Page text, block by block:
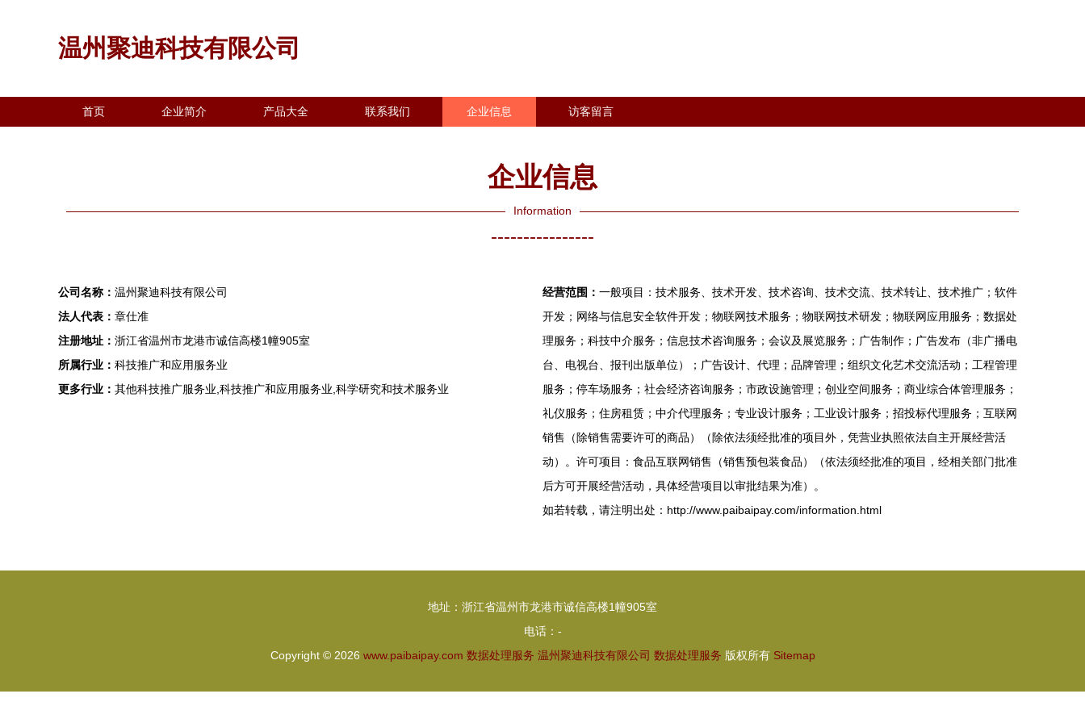
温州聚迪科技有限公司
首页 企业简介 产品大全 联系我们 企业信息 访客留言
企业信息
Information
----------------
公司名称： 温州聚迪科技有限公司
法人代表： 章仕准
注册地址： 浙江省温州市龙港市诚信高楼1幢905室
所属行业： 科技推广和应用服务业
更多行业： 其他科技推广服务业,科技推广和应用服务业,科学研究和技术服务业
经营范围： 一般项目：技术服务、技术开发、技术咨询、技术交流、技术转让、技术推广；软件
开发；网络与信息安全软件开发；物联网技术服务；物联网技术研发；物联网应用服务；数据处
理服务；科技中介服务；信息技术咨询服务；会议及展览服务；广告制作；广告发布（非广播电
台、电视台、报刊出版单位）；广告设计、代理；品牌管理；组织文化艺术交流活动；工程管理
服务；停车场服务；社会经济咨询服务；市政设施管理；创业空间服务；商业综合体管理服务；
礼仪服务；住房租赁；中介代理服务；专业设计服务；工业设计服务；招投标代理服务；互联网
销售（除销售需要许可的商品）（除依法须经批准的项目外，凭营业执照依法自主开展经营活
动）。许可项目：食品互联网销售（销售预包装食品）（依法须经批准的项目，经相关部门批准
后方可开展经营活动，具体经营项目以审批结果为准）。
如若转载，请注明出处：http://www.paibaipay.com/information.html
地址：浙江省温州市龙港市诚信高楼1幢905室
电话：-
Copyright © 2026 www.paibaipay.com 数据处理服务 温州聚迪科技有限公司 数据处理服务 版权所有 Sitemap